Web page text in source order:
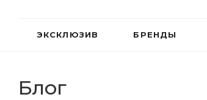
ЭКСКЛЮЗИВ БРЕНДЫ
Блог